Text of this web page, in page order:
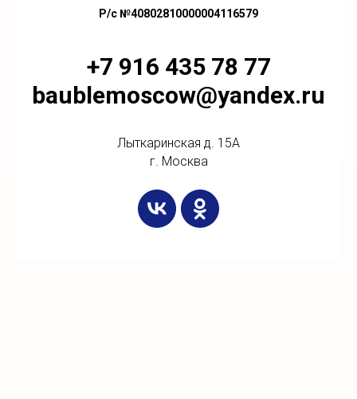
Р/с №40802810000004116579
+7 916 435 78 77
baublemoscow@yandex.ru
Лыткаринская д. 15А
г. Москва